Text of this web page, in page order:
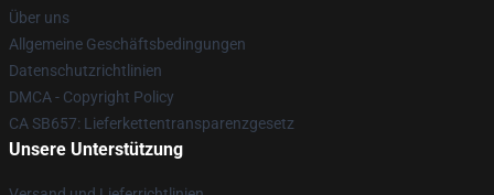
Über uns
Allgemeine Geschäftsbedingungen
Datenschutzrichtlinien
DMCA - Copyright Policy
CA SB657: Lieferkettentransparenzgesetz
Unsere Unterstützung